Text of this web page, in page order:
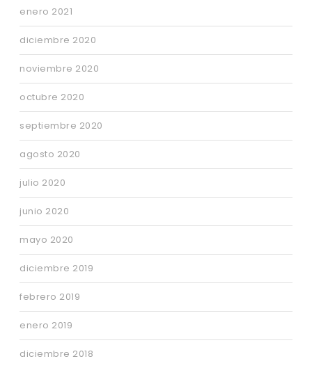
enero 2021
diciembre 2020
noviembre 2020
octubre 2020
septiembre 2020
agosto 2020
julio 2020
junio 2020
mayo 2020
diciembre 2019
febrero 2019
enero 2019
diciembre 2018